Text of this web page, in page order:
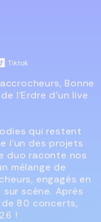
Tiktok
Bonne
l’Erdre d’un live
qui restent
l’un des projets
duo raconte nos
mélange de
engagés en
scène. Après
80 concerts,
!